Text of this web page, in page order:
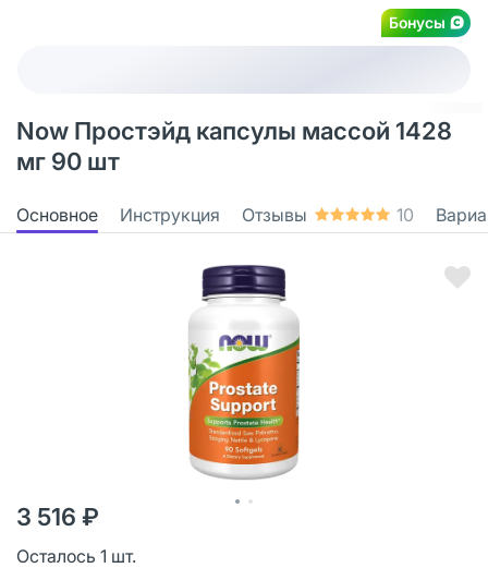
Бонусы
Now Простэйд капсулы массой 1428
мг 90 шт
Основное Инструкция Отзывы 10
3 516 ₽
Осталось 1 шт.